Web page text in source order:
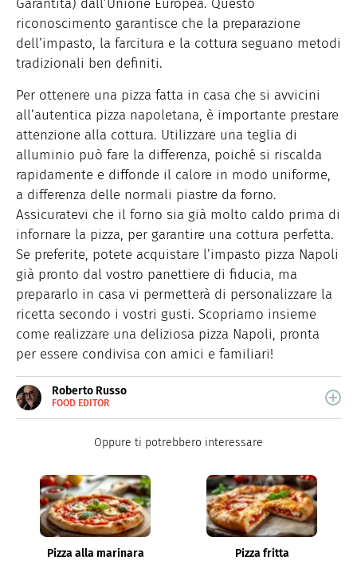
Garantita) dall’Unione Europea. Questo
riconoscimento garantisce che la preparazione
dell’impasto, la farcitura e la cottura seguano metodi
tradizionali ben definiti.
Per ottenere una pizza fatta in casa che si avvicini
all’autentica pizza napoletana, è importante prestare
attenzione alla cottura. Utilizzare una teglia di
alluminio può fare la differenza, poiché si riscalda
rapidamente e diffonde il calore in modo uniforme,
a differenza delle normali piastre da forno.
Assicuratevi che il forno sia già molto caldo prima di
infornare la pizza, per garantire una cottura perfetta.
Se preferite, potete acquistare l’impasto pizza Napoli
già pronto dal vostro panettiere di fiducia, ma
prepararlo in casa vi permetterà di personalizzare la
ricetta secondo i vostri gusti. Scopriamo insieme
come realizzare una deliziosa pizza Napoli, pronta
per essere condivisa con amici e familiari!
Roberto Russo
FOOD EDITOR
Roberto Russo unisce la passione per libri e cucina. Ha
Oppure ti potrebbero interessare
Pizza alla marinara Pizza fritta